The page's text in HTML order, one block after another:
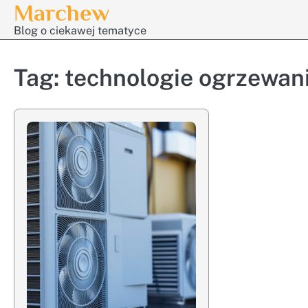
Skip
content
Marchew
Blog o ciekawej tematyce
Tag: technologie